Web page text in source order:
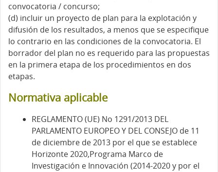
convocatoria / concurso;
(d) incluir un proyecto de plan para la explotación y
difusión de los resultados, a menos que se especifique
lo contrario en las condiciones de la convocatoria. El
borrador del plan no es requerido para las propuestas
en la primera etapa de los procedimientos en dos
etapas.
Normativa aplicable
REGLAMENTO (UE) No 1291/2013 DEL
PARLAMENTO EUROPEO Y DEL CONSEJO de 11
de diciembre de 2013 por el que se establece
Horizonte 2020,Programa Marco de
Investigación e Innovación (2014-2020 y por el